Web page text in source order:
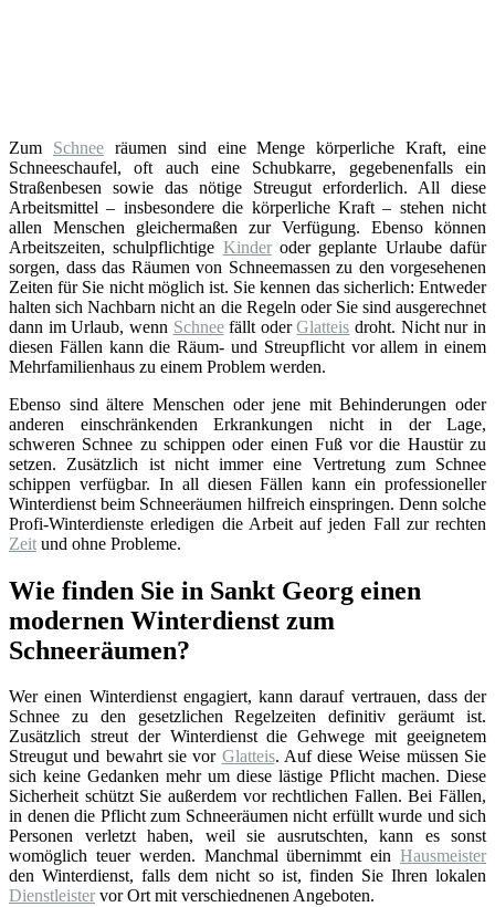
Zum Schneeräumen sind eine Menge körperliche Kraft, eine
Schneeschaufel, oft auch eine Schubkarre, gegebenenfalls ein
Straßenbesen sowie das nötige Streugut erforderlich. All diese
Arbeitsmittel – insbesondere die körperliche Kraft – stehen nicht
allen Menschen gleichermaßen zur Verfügung. Ebenso können
Arbeitszeiten, schulpflichtige Kinderoder geplante Urlaube dafür
sorgen, dass das Räumen von Schneemassen zu den vorgesehenen
Zeiten für Sie nicht möglich ist. Sie kennen das sicherlich: Entweder
halten sich Nachbarn nicht an die Regeln oder Sie sind ausgerechnet
dann im Urlaub, wenn Schneefällt oderGlatteis droht. Nicht nur in
diesen Fällen kann die Räum- und Streupflicht vor allem in einem
Mehrfamilienhaus zu einem Problem werden.
Ebenso sind ältere Menschen oder jene mit Behinderungen oder
anderen einschränkenden Erkrankungen nicht in der Lage,
schweren Schnee zu schippen oder einen Fuß vor die Haustür zu
setzen. Zusätzlich ist nicht immer eine Vertretung zum Schnee
schippen verfügbar. In all diesen Fällen kann ein professioneller
Winterdienst beim Schneeräumen hilfreich einspringen. Denn solche
Profi-Winterdienste erledigen die Arbeit auf jeden Fall zur rechten
Zeit und ohne Probleme.
Wie finden Sie in Sankt Georg einen
modernen Winterdienst zum
Schneeräumen?
Wer einen Winterdienst engagiert, kann darauf vertrauen, dass der
Schnee zu den gesetzlichen Regelzeiten definitiv geräumt ist.
Zusätzlich streut der Winterdienst die Gehwege mit geeignetem
Streugut und bewahrt sie vor Glatteis. Auf diese Weise müssen Sie
sich keine Gedanken mehr um diese lästige Pflicht machen. Diese
Sicherheit schützt Sie außerdem vor rechtlichen Fallen. Bei Fällen,
in denen die Pflicht zum Schneeräumen nicht erfüllt wurde und sich
Personen verletzt haben, weil sie ausrutschten, kann es sonst
womöglich teuer werden. Manchmal übernimmt ein Hausmeister
den Winterdienst, falls dem nicht so ist, finden Sie Ihren lokalen
Dienstleister vor Ort mit verschiednenen Angeboten.